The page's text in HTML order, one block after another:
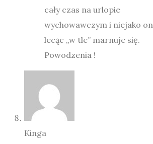
cały czas na urlopie
wychowawczym i niejako on
lecąc „w tle” marnuje się.
Powodzenia !
Kinga